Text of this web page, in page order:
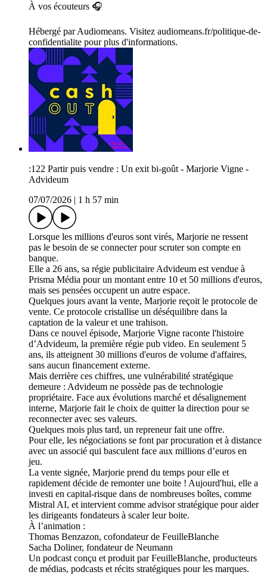
À vos écouteurs 🎧
Hébergé par Audiomeans. Visitez audiomeans.fr/politique-de-
confidentialite pour plus d'informations.
:122 Partir puis vendre : Un exit bi-goût - Marjorie Vigne -
Advideum
07/07/2026
1 h 57 min
Lorsque les millions d'euros sont virés, Marjorie ne ressent
pas le besoin de se connecter pour scruter son compte en
banque.
Elle a 26 ans, sa régie publicitaire Advideum est vendue à
Prisma Média pour un montant entre 10 et 50 millions d'euros,
mais ses pensées occupent un autre espace.
Quelques jours avant la vente, Marjorie reçoit le protocole de
vente. Ce protocole cristallise un déséquilibre dans la
captation de la valeur et une trahison.
Dans ce nouvel épisode, Marjorie Vigne raconte l'histoire
d’Advideum, la première régie pub video. En seulement 5
ans, ils atteignent 30 millions d'euros de volume d'affaires,
sans aucun financement externe.
Mais derrière ces chiffres, une vulnérabilité stratégique
demeure : Advideum ne possède pas de technologie
propriétaire. Face aux évolutions marché et désalignement
interne, Marjorie fait le choix de quitter la direction pour se
reconnecter avec ses valeurs.
Quelques mois plus tard, un repreneur fait une offre.
Pour elle, les négociations se font par procuration et à distance
avec un associé qui basculent face aux millions d’euros en
jeu.
La vente signée, Marjorie prend du temps pour elle et
rapidement décide de remonter une boite ! Aujourd'hui, elle a
investi en capital-risque dans de nombreuses boîtes, comme
Mistral AI, et intervient comme advisor stratégique pour aider
les dirigeants fondateurs à scaler leur boite.
À l’animation :
Thomas Benzazon, cofondateur de FeuilleBlanche
Sacha Doliner, fondateur de Neumann
Un podcast conçu et produit par FeuilleBlanche, producteurs
de médias, podcasts et récits stratégiques pour les marques.